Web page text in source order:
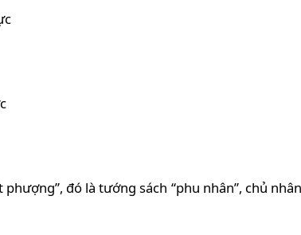
đó là tướng sách “phu nhân”, chủ